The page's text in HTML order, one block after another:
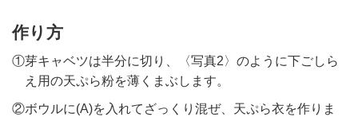
作り方
①芽キャベツは半分に切り、〈写真2〉のように下ごしら
え用の天ぷら粉を薄くまぶします。
②ボウルに(A)を入れてざっくり混ぜ、天ぷら衣を作りま